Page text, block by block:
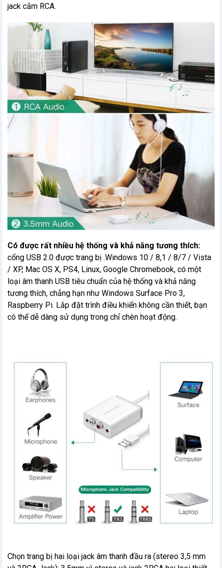
jack cắm RCA.
Có được rất nhiều hệ thống và khả năng tương thích:
cổng USB 2.0 được trang bị .Windows 10 / 8,1 / 8/7 / Vista
/ XP, Mac OS X, PS4, Linux, Google Chromebook, có một
loại âm thanh USB tiêu chuẩn của hệ thống và khả năng
tương thích, chẳng hạn như Windows Surface Pro 3,
Raspberry Pi. Lắp đặt trình điều khiển không cần thiết, bạn
có thể dễ dàng sử dụng trong chỉ chèn hoạt động.
Chọn trang bị hai loại jack âm thanh đầu ra (stereo 3,5 mm